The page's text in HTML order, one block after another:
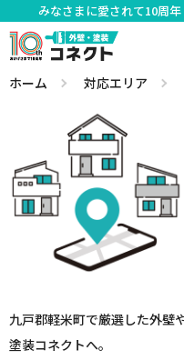
みなさまに愛されて10周
ホーム 対応エリア
九戸郡軽米町で厳選した外壁
塗装コネクトへ。